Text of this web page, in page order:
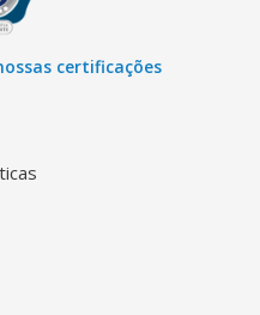
certificações